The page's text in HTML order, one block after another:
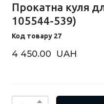
Прокатна куля
105544-539)
Код товару 27
4 450.00  UAH